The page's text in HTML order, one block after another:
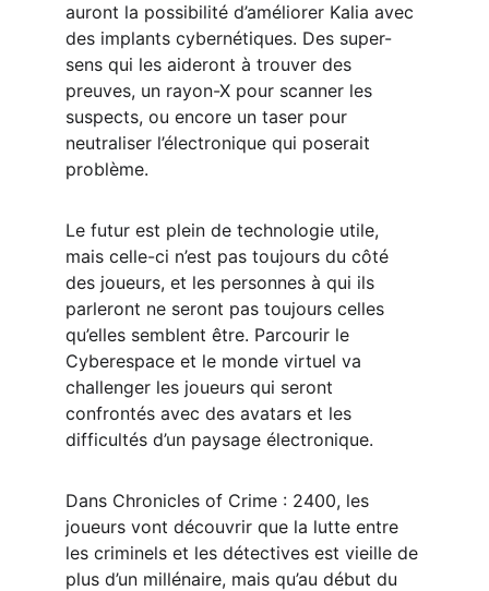
auront la possibilité d’améliorer Kalia avec
des implants cybernétiques. Des super-
sens qui les aideront à trouver des
preuves, un rayon-X pour scanner les
suspects, ou encore un taser pour
neutraliser l’électronique qui poserait
problème.
Le futur est plein de technologie utile,
mais celle-ci n’est pas toujours du côté
des joueurs, et les personnes à qui ils
parleront ne seront pas toujours celles
qu’elles semblent être. Parcourir le
Cyberespace et le monde virtuel va
challenger les joueurs qui seront
confrontés avec des avatars et les
difficultés d’un paysage électronique.
Dans Chronicles of Crime : 2400, les
joueurs vont découvrir que la lutte entre
les criminels et les détectives est vieille de
plus d’un millénaire, mais qu’au début du